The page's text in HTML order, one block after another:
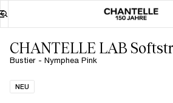
CHANTELLE LAB
Bustier - Nymphea Pink
NEU